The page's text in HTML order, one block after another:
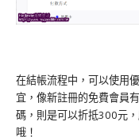
在結帳流程中，可以使用
宜，像新註冊的免費會員
碼，則是可以折抵300元
哦！